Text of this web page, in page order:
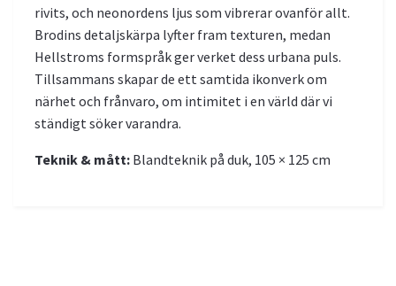
rivits, och neonordens ljus som vibrerar ovanför allt.
Brodins detaljskärpa lyfter fram texturen, medan
Hellstroms formspråk ger verket dess urbana puls.
Tillsammans skapar de ett samtida ikonverk om
närhet och frånvaro, om intimitet i en värld där vi
ständigt söker varandra.
Teknik & mått: Blandteknik på duk, 105 × 125 cm